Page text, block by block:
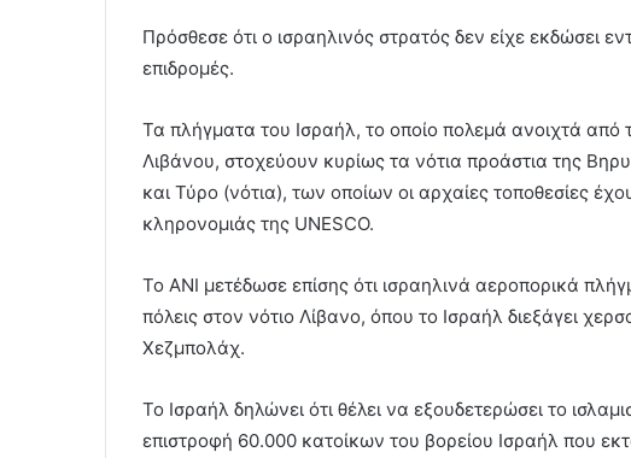
Πρόσθεσε ότι ο ισραηλινός στρατός δεν είχε εκδώσει
επιδρομές.
Τα πλήγματα του Ισραήλ, το οποίο πολεμά ανοιχτά από
Λιβάνου, στοχεύουν κυρίως τα νότια προάστια της
και Τύρο (νότια), των οποίων οι αρχαίες τοποθεσίες
κληρονομιάς της UNESCO.
To ANI μετέδωσε επίσης ότι ισραηλινά αεροπορικά
πόλεις στον νότιο Λίβανο, όπου το Ισραήλ διεξάγει
Χεζμπολάχ.
Το Ισραήλ δηλώνει ότι θέλει να εξουδετερώσει το
επιστροφή 60.000 κατοίκων του βορείου Ισραήλ που